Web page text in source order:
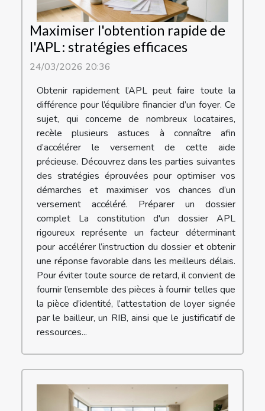
Maximiser l'obtention rapide de
l'APL : stratégies efficaces
24/03/2026 20:36
Obtenir rapidement l’APL peut faire toute la
différence pour l’équilibre financier d’un foyer. Ce
sujet, qui concerne de nombreux locataires,
recèle plusieurs astuces à connaître afin
d’accélérer le versement de cette aide
précieuse. Découvrez dans les parties suivantes
des stratégies éprouvées pour optimiser vos
démarches et maximiser vos chances d’un
versement accéléré. Préparer un dossier
complet La constitution d'un dossier APL
rigoureux représente un facteur déterminant
pour accélérer l’instruction du dossier et obtenir
une réponse favorable dans les meilleurs délais.
Pour éviter toute source de retard, il convient de
fournir l’ensemble des pièces à fournir telles que
la pièce d’identité, l’attestation de loyer signée
par le bailleur, un RIB, ainsi que le justificatif de
ressources...